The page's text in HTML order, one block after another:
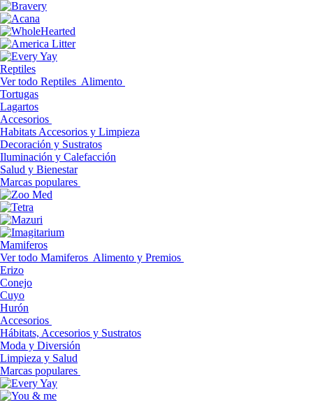
Reptiles
Ver todo Reptiles Alimento
Tortugas
Lagartos
Accesorios
Habitats Accesorios y Limpieza
Decoración y Sustratos
Iluminación y Calefacción
Salud y Bienestar
Marcas populares
Mamiferos
Ver todo Mamiferos Alimento y Premios
Erizo
Conejo
Cuyo
Hurón
Accesorios
Hábitats, Accesorios y Sustratos
Moda y Diversión
Limpieza y Salud
Marcas populares